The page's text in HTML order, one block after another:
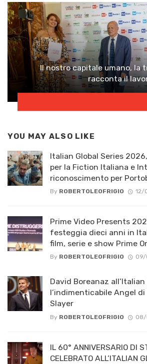
Il nostro capitale umano, la
racconta il
YOU MAY ALSO LIKE
Italian Global Series
per la Fiction Italiana e
riconoscimento per
By ROBERTOLEOFRIGIO 12/
Prime Video Presents
festeggia dieci anni in
film, serie e show Prime
By ROBERTOLEOFRIGIO 09/
David Boreanaz all’Italian
l’indimenticabile Angel
Slayer
By ROBERTOLEOFRIGIO 08/
IL 60° ANNIVERSARIO DI
CELEBRATO ALL’ITALIAN